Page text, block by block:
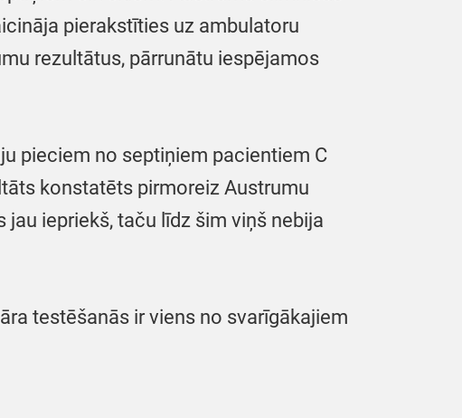
pierakstīties uz ambulatoru
rezultātus, pārrunātu iespējamos
pieciem no septiņiem pacientiem C
konstatēts pirmoreiz Austrumu
iepriekš, taču līdz šim viņš nebija
testēšanās ir viens no svarīgākajiem